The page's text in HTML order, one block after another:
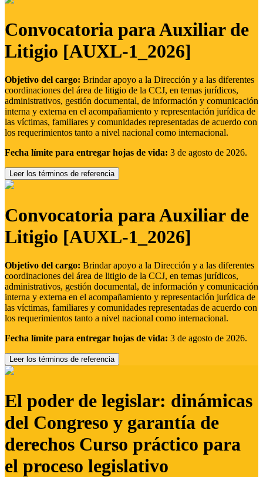
Convocatoria para Auxiliar de
Litigio [AUXL-1_2026]
Objetivo del cargo: Brindar apoyo a la Dirección y a las diferentes
coordinaciones del área de litigio de la CCJ, en temas jurídicos,
administrativos, gestión documental, de información y comunicación
interna y externa en el acompañamiento y representación jurídica de
las víctimas, familiares y comunidades representadas de acuerdo con
los requerimientos tanto a nivel nacional como internacional.
Fecha límite para entregar hojas de vida: 3 de agosto de 2026.
Leer los términos de referencia
Convocatoria para Auxiliar de
Litigio [AUXL-1_2026]
Objetivo del cargo: Brindar apoyo a la Dirección y a las diferentes
coordinaciones del área de litigio de la CCJ, en temas jurídicos,
administrativos, gestión documental, de información y comunicación
interna y externa en el acompañamiento y representación jurídica de
las víctimas, familiares y comunidades representadas de acuerdo con
los requerimientos tanto a nivel nacional como internacional.
Fecha límite para entregar hojas de vida: 3 de agosto de 2026.
Leer los términos de referencia
El poder de legislar: dinámicas
del Congreso y garantía de
derechos Curso práctico para
el proceso legislativo